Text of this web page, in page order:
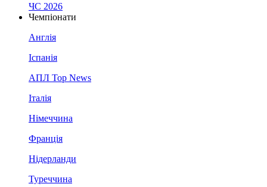
ЧС 2026
Чемпіонати
Англія
Іспанія
АПЛ Top News
Італія
Німеччина
Франція
Нідерланди
Туреччина